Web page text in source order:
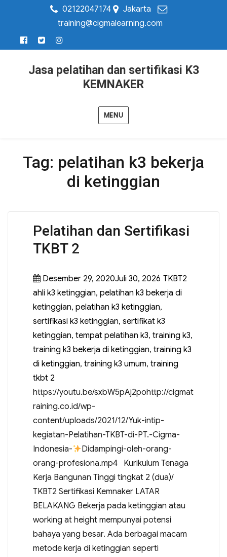
02122047174
Jakarta
training@cigmalearning.com
Jasa pelatihan dan sertifikasi K3
KEMNAKER
MENU
Tag: pelatihan k3 bekerja
di ketinggian
Pelatihan dan Sertifikasi
TKBT 2
Desember 29, 2020Juli 30, 2026 TKBT2
ahli k3 ketinggian, pelatihan k3 bekerja di
ketinggian, pelatihan k3 ketinggian,
sertifikasi k3 ketinggian, sertifikat k3
ketinggian, tempat pelatihan k3, training k3,
training k3 bekerja di ketinggian, training k3
di ketinggian, training k3 umum, training
tkbt 2
https://youtu.be/sxbW5pAj2pohttp://cigmat
raining.co.id/wp-
content/uploads/2021/12/Yuk-intip-
kegiatan-Pelatihan-TKBT-di-PT.-Cigma-
Indonesia-
Didampingi-oleh-orang-
orang-profesiona.mp4 Kurikulum Tenaga
Kerja Bangunan Tinggi tingkat 2 (dua)/
TKBT2 Sertifikasi Kemnaker LATAR
BELAKANG Bekerja pada ketinggian atau
working at height mempunyai potensi
bahaya yang besar. Ada berbagai macam
metode kerja di ketinggian seperti